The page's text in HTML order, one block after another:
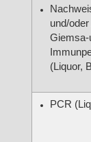
und/
Giemsa-
(Liquor,
PCR